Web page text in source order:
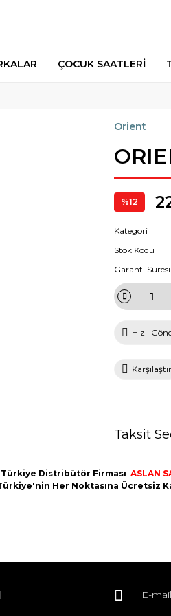
ÇOCUK SAATLERİ
Orient
%12
Kategori
Stok Kodu
Garanti Süresi
Hızlı
Karşılaştır
Taksit
Distribütör Firması ASLAN
Her Noktasına Ücretsiz
Yorum Yaz